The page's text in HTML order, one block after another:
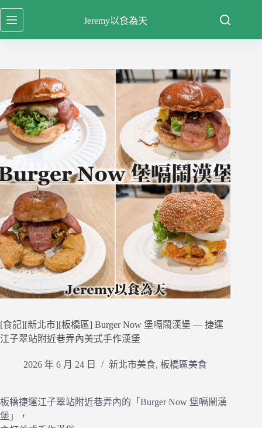
跳
至
Jeremy以食為天
[食記][新北市][板橋區] Burger Now 堡嗝鬧漢堡 — 捷運
江子翠站附近巷弄內美式手作漢堡
2026 年 6 月 24 日 新北市美食, 板橋區美食
板橋捷運江子翠站附近巷弄內的「Burger Now 堡嗝鬧漢
堡」，